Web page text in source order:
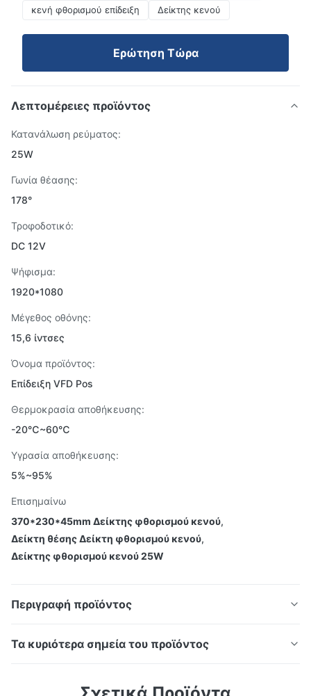
κενή φθορισμού επίδειξη
Δείκτης κενού
Ερώτηση Τώρα
Λεπτομέρειες προϊόντος
Κατανάλωση ρεύματος:
25W
Γωνία θέασης:
178°
Τροφοδοτικό:
DC 12V
Ψήφισμα:
1920*1080
Μέγεθος οθόνης:
15,6 ίντσες
Όνομα προϊόντος:
Επίδειξη VFD Pos
Θερμοκρασία αποθήκευσης:
-20℃~60℃
Υγρασία αποθήκευσης:
5%~95%
Επισημαίνω
370*230*45mm Δείκτης φθορισμού κενού,
Δείκτη θέσης Δείκτη φθορισμού κενού,
Δείκτης φθορισμού κενού 25W
Περιγραφή προϊόντος
Περιγραφή του προϊόντος:
Τα κυριότερα σημεία του προϊόντος
Pos Display, την επαναστατική συσκευή Vacuum